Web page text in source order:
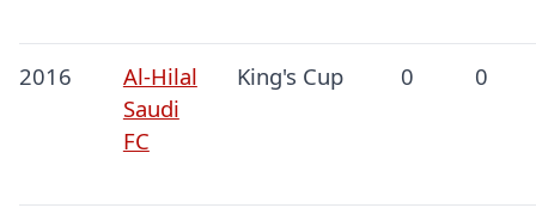
2016
Al-Hilal
Saudi
FC
King's Cup 0 0